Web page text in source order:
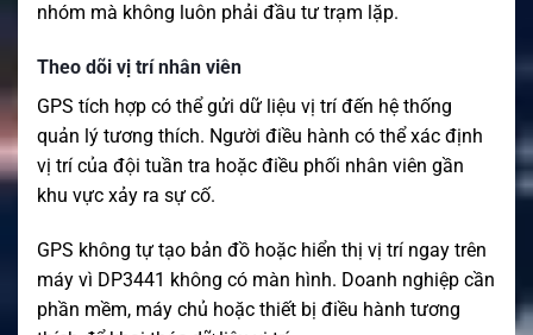
nhóm mà không luôn phải đầu tư trạm lặp.
Theo dõi vị trí nhân viên
GPS tích hợp có thể gửi dữ liệu vị trí đến hệ thống
quản lý tương thích. Người điều hành có thể xác định
vị trí của đội tuần tra hoặc điều phối nhân viên gần
khu vực xảy ra sự cố.
GPS không tự tạo bản đồ hoặc hiển thị vị trí ngay trên
máy vì DP3441 không có màn hình. Doanh nghiệp cần
phần mềm, máy chủ hoặc thiết bị điều hành tương